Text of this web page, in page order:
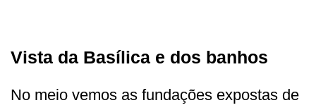
Vista da Basílica e dos banhos
No meio vemos as fundações expostas de